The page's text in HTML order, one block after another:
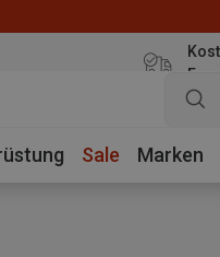
Euro
Sale Marken